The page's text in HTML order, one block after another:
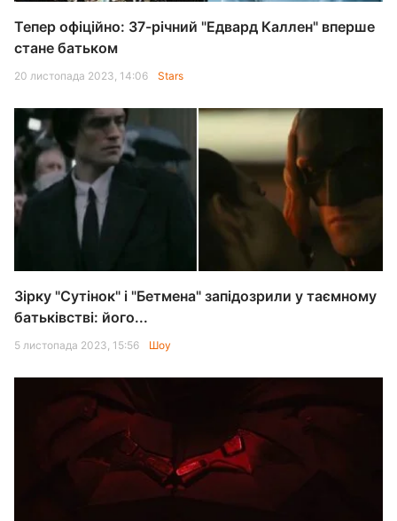
Тепер офіційно: 37-річний "Едвард Каллен" вперше
стане батьком
20 листопада 2023, 14:06 Stars
Зірку "Сутінок" і "Бетмена" запідозрили у таємному
батьківстві: його...
5 листопада 2023, 15:56 Шоу